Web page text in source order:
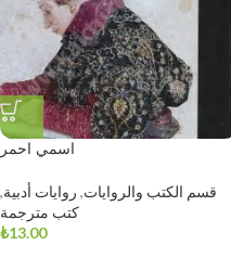
اسمي احمر
قسم الكتب والروايات, روايات أدبية,
كتب مترجمة
₺13.00